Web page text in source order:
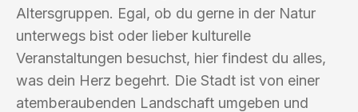
Altersgruppen. Egal, ob du gerne in der Natur
unterwegs bist oder lieber kulturelle
Veranstaltungen besuchst, hier findest du alles,
was dein Herz begehrt. Die Stadt ist von einer
atemberaubenden Landschaft umgeben und